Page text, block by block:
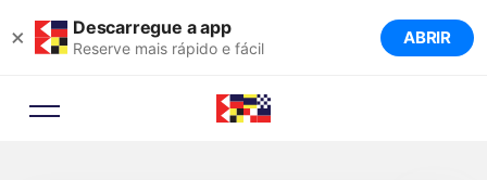
× Descarregue a app
Reserve mais rápido e fácil ABRIR